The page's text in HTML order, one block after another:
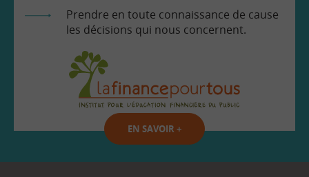
Prendre en toute connaissance de cause
les décisions qui nous concernent.
EN SAVOIR +